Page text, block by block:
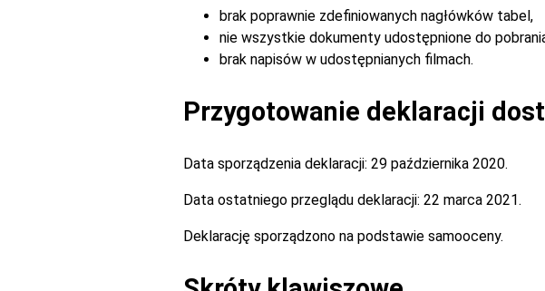
brak poprawnie zdefiniowanych nagłówków tabel,
nie wszystkie dokumenty udostępnione do
brak napisów w udostępnianych filmach.
Przygotowanie deklaracji
Data sporządzenia deklaracji: 29 października 2020.
Data ostatniego przeglądu deklaracji: 22 marca 2021.
Deklarację sporządzono na podstawie samooceny.